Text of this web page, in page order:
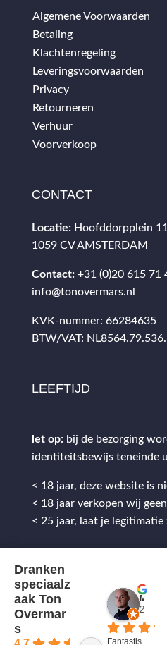
Algemene Voorwaarden
Betaling
Klachtenregeling
Leveringsvoorwaarden
Privacy
Retourneren
Verhuur
Voorverkoop
CONTACT
Locatie: Hoofddorpplein 11
1059 CV AMSTERDAM
Contact: +31 (0)20 615 71
info@tonovermars.nl
KVK-nummer: 66284635
BTW/VAT:
LEEFTIJD
let op: bij de bezorging
identiteitsbewijs teneinde
< 18 jaar, deze website is
< 18 jaar verkopen wij
< 25 jaar, laat je legitimatie
Dranken
speciaalz
aak Ton
Overmar
s
2 jaar
Fantastis